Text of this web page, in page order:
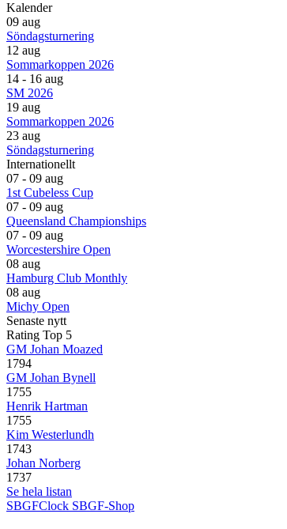
Kalender
09 aug
Söndagsturnering
12 aug
Sommarkoppen 2026
14 - 16 aug
SM 2026
19 aug
Sommarkoppen 2026
23 aug
Söndagsturnering
Internationellt
07 - 09 aug
1st Cubeless Cup
07 - 09 aug
Queensland Championships
07 - 09 aug
Worcestershire Open
08 aug
Hamburg Club Monthly
08 aug
Michy Open
Senaste nytt
Rating Top 5
GM Johan Moazed
1794
GM Johan Bynell
1755
Henrik Hartman
1755
Kim Westerlundh
1743
Johan Norberg
1737
Se hela listan
SBGFClock SBGF-Shop